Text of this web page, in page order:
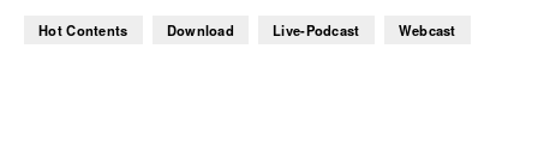
Hot Contents Download Live-Podcast Webcast